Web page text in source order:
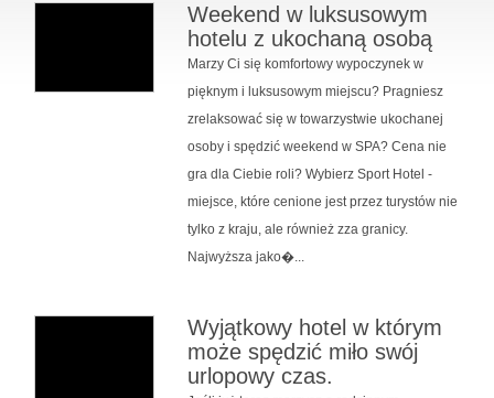
Weekend w luksusowym
hotelu z ukochaną osobą
Marzy Ci się komfortowy wypoczynek w
pięknym i luksusowym miejscu? Pragniesz
zrelaksować się w towarzystwie ukochanej
osoby i spędzić weekend w SPA? Cena nie
gra dla Ciebie roli? Wybierz Sport Hotel -
miejsce, które cenione jest przez turystów nie
tylko z kraju, ale również zza granicy.
Najwyższa jako�...
Wyjątkowy hotel w którym
może spędzić miło swój
urlopowy czas.